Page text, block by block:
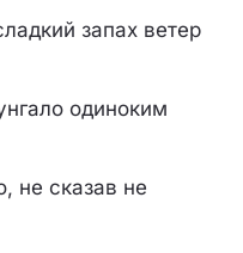
запах ветер
одиноким
не сказав не